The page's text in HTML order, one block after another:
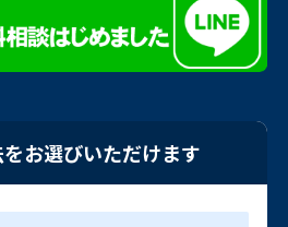
お選びいただけます